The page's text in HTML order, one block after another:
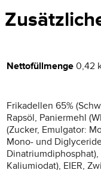
Nettofüllmenge 0,42
Frikadellen 65%
Rapsöl, Paniermehl
(Zucker, Emulgator:
Mono- und
Kaliumiodat), EIER,